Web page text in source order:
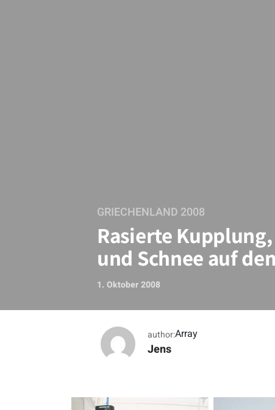
GRIECHENLAND 2008
Rasierte
und Schnee auf
1. Oktober 2008
author:
Jens
Array
Rasierte Kupplung, ein